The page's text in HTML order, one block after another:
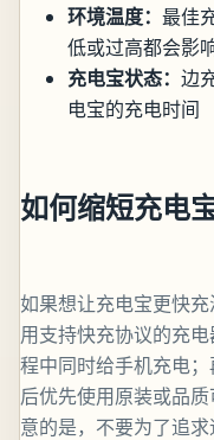
环境温度： 最佳
低或过高都会影
充电宝状态： 边
电宝的充电时间
如何缩短充电
如果想让充电宝更快
用支持快充协议的充
程中同时给手机充电
后优先使用原装或品
意的是，不要为了追求